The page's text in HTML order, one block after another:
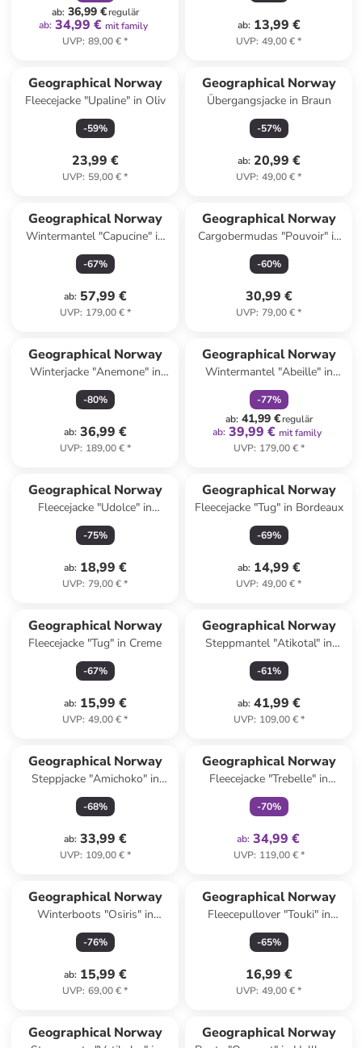
ab: 36,99 €regulär
ab: 34,99 € mit family
UVP: 89,00 €*
ab: 13,99 €
UVP: 49,00 €*
Geographical Norway
Fleecejacke "Upaline" in Oliv
-59%
23,99 €
UVP: 59,00 €*
Geographical Norway
Übergangsjacke in Braun
-57%
ab: 20,99 €
UVP: 49,00 €*
Geographical Norway
Wintermantel "Capucine" in
Schwarz
-67%
ab: 57,99 €
UVP: 179,00 €*
Geographical Norway
Cargobermudas "Pouvoir" in
Beige
-60%
30,99 €
UVP: 79,00 €*
Geographical Norway
Winterjacke "Anemone" in
Schwarz
-80%
ab: 36,99 €
UVP: 189,00 €*
Geographical Norway
Wintermantel "Abeille" in
Schwarz
-77%
ab: 41,99 €regulär
ab: 39,99 € mit family
UVP: 179,00 €*
Geographical Norway
Fleecejacke "Udolce" in
Dunkelblau
-75%
ab: 18,99 €
UVP: 79,00 €*
Geographical Norway
Fleecejacke "Tug" in Bordeaux
-69%
ab: 14,99 €
UVP: 49,00 €*
Geographical Norway
Fleecejacke "Tug" in Creme
-67%
ab: 15,99 €
UVP: 49,00 €*
Geographical Norway
Steppmantel "Atikotal" in
Grün
-61%
ab: 41,99 €
UVP: 109,00 €*
Geographical Norway
Steppjacke "Amichoko" in
Anthrazit
-68%
ab: 33,99 €
UVP: 109,00 €*
Geographical Norway
Fleecejacke "Trebelle" in
Schwarz
-70%
ab: 34,99 €
UVP: 119,00 €*
Geographical Norway
Winterboots "Osiris" in
Dunkelblau
-76%
ab: 15,99 €
UVP: 69,00 €*
Geographical Norway
Fleecepullover "Touki" in
Creme/ Dunkelblau
-65%
16,99 €
UVP: 49,00 €*
Geographical Norway Geographical Norway